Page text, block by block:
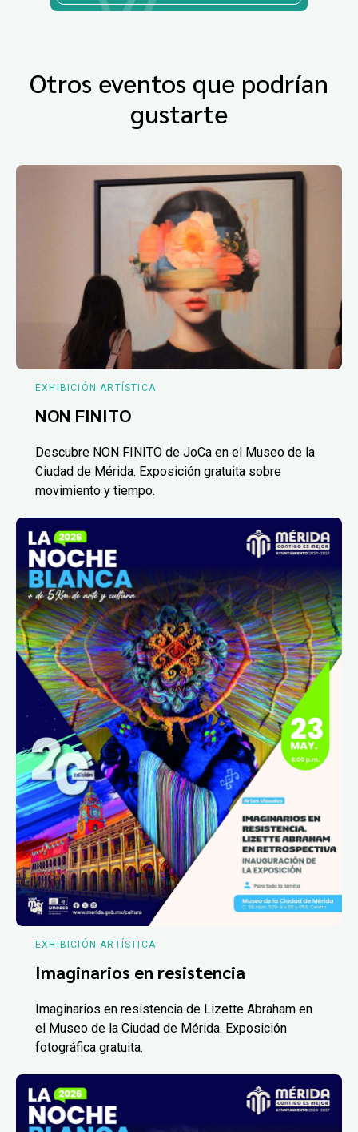
Otros eventos que podrían
gustarte
EXHIBICIÓN ARTÍSTICA
NON FINITO
Descubre NON FINITO de JoCa en el Museo de la
Ciudad de Mérida. Exposición gratuita sobre
movimiento y tiempo.
EXHIBICIÓN ARTÍSTICA
Imaginarios en resistencia
Imaginarios en resistencia de Lizette Abraham en
el Museo de la Ciudad de Mérida. Exposición
fotográfica gratuita.